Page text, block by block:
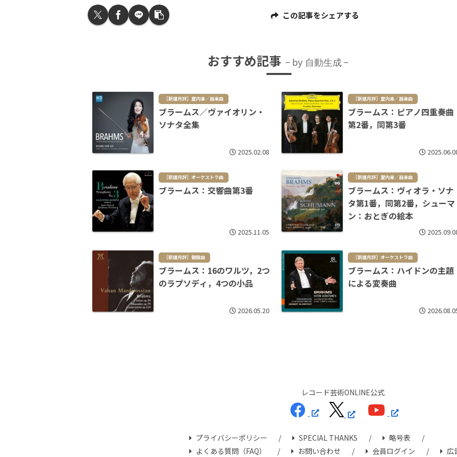
この記事をシェアする
おすすめ記事 by 自動生成
［新譜月評］室内楽／器楽曲
ブラームス／ヴァイオリン・
ソナタ全集
2025.02.08
［新譜月評］室内楽／器楽曲
ブラームス：ピアノ四重奏曲
第2番，同第3番
［新譜月評］オーケストラ曲
ブラームス：交響曲第3番
2025.11.05
［新譜月評］室内楽／器楽曲
ブラームス：ヴィオラ・ソナ
タ第1番，同第2番，シューマ
ン：おとぎの絵本
［新譜月評］鍵盤曲
ブラームス：16のワルツ，2つ
のラプソディ，4つの小品
2026.05.20
［新譜月評］オーケストラ曲
ブラームス：ハイドンの主題
による変奏曲
レコード芸術ONLINE公式
プライバシーポリシー SPECIAL THANKS
略号表
よくある質問（FAQ）
お問い合わせ 会員ログイン 広